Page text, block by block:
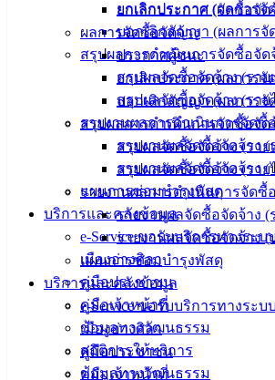
ยกเลิกประกาศ (ผลการจั
บอกเลิกสัญญา (ผลการจั
สรุปผลการดำเนินการจัดซื้อจัด
สรุปผลจัดซื้อจัดจ้าง (ราย
สรุปผลจัดซื้อจัดจ้าง (ราย
รายงานผลการดำเนินการจัดซื้
รายงานผลจัดซื้อจัดจ้าง (
รายงานผลจัดซื้อจัดจ้าง (
แผนการซ่อมบำรุงพัสดุ
บริการและคลังข้อมูล
e-Service ขอรับบริการทางระ
เมืองอ่างศิลา
คู่มือประชาชน
คู่มือเจ้าหน้าที่
ข้อมูลทางวัฒนธรรม
สถิติการให้บริการ
ข้อมูลทางวัฒนธรรม
ยกเลิกประกาศ (จัดซื้อจัด
ผลการจัดซื้อจัดจ้าง
ประกาศผู้ชนะ
ยกเลิกประกาศ (ผลการจั
บอกเลิกสัญญา (ผลการจั
สรุปผลการดำเนินการจัดซื้อจัด
สรุปผลจัดซื้อจัดจ้าง (ราย
สรุปผลจัดซื้อจัดจ้าง (ราย
รายงานผลการดำเนินการจัดซื้
รายงานผลจัดซื้อจัดจ้าง (
รายงานผลจัดซื้อจัดจ้าง (
แผนการซ่อมบำรุงพัสดุ
บริการและคลังข้อมูล
e-Service ขอรับบริการทางระ
เมืองอ่างศิลา
คู่มือประชาชน
คู่มือเจ้าหน้าที่
ความรู้
(Knowledge
Management)
สายตรง
นายก
ประวัติ
เทศบาล
ผู้บริหาร
และ
หัวหน้า
ส่วน
ราชการ